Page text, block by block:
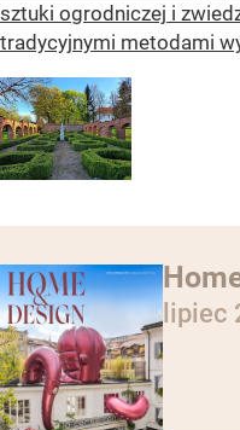
sztuki ogrodniczej i
tradycyjnymi metodami
lipiec